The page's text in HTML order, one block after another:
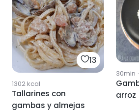
13
1302kcal
Tallarines con
gambas y almejas
30min ·
arroz